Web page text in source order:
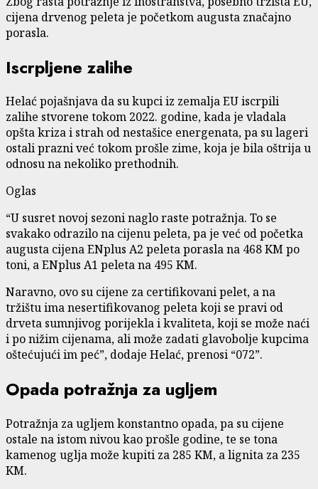
cijena drvenog peleta je početkom augusta značajno
porasla.
Iscrpljene zalihe
Helać pojašnjava da su kupci iz zemalja EU iscrpili
zalihe stvorene tokom 2022. godine, kada je vladala
opšta kriza i strah od nestašice energenata, pa su lageri
ostali prazni već tokom prošle zime, koja je bila oštrija u
odnosu na nekoliko prethodnih.
Oglas
“U susret novoj sezoni naglo raste potražnja. To se
svakako odrazilo na cijenu peleta, pa je već od početka
augusta cijena ENplus A2 peleta porasla na 468 KM po
toni, a ENplus A1 peleta na 495 KM.
Naravno, ovo su cijene za certifikovani pelet, a na
tržištu ima nesertifikovanog peleta koji se pravi od
drveta sumnjivog porijekla i kvaliteta, koji se može naći
i po nižim cijenama, ali može zadati glavobolje kupcima
oštećujući im peć”, dodaje Helać, prenosi “072”.
Opada potražnja za ugljem
Potražnja za ugljem konstantno opada, pa su cijene
ostale na istom nivou kao prošle godine, te se tona
kamenog uglja može kupiti za 285 KM, a lignita za 235
KM.